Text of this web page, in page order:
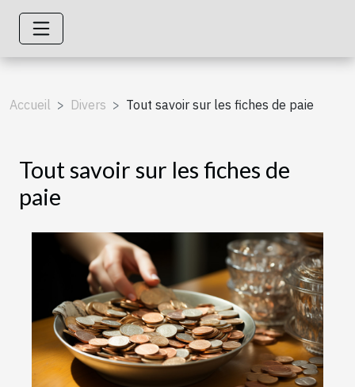
Accueil Divers Tout savoir sur les fiches de paie
Tout savoir sur les fiches de
paie